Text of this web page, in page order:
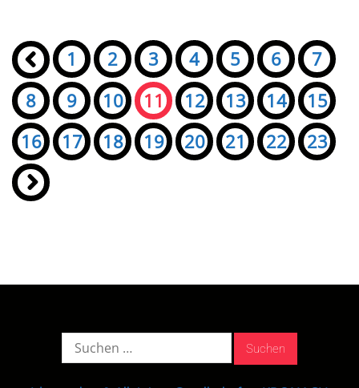
Seiten:
« 1 2 3 4 5 6
7
8
9 10 11 12 13 14
15
16
17 18 19 20 21 22
23
»
Suche